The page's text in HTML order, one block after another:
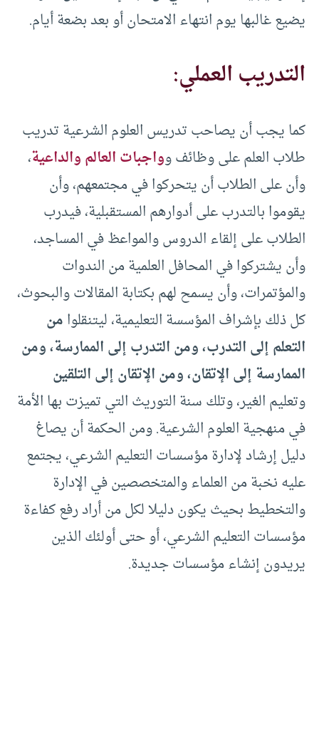
يضيع غالبها يوم انتهاء الامتحان أو بعد بضعة أيام.
التدريب العملي:
كما يجب أن يصاحب تدريس العلوم الشرعية تدريب
طلاب العلم على وظائف وواجبات العالم والداعية،
وأن على الطلاب أن يتحركوا في مجتمعهم، وأن
يقوموا بالتدرب على أدوارهم المستقبلية، فيدرب
الطلاب على إلقاء الدروس والمواعظ في المساجد،
وأن يشتركوا في المحافل العلمية من الندوات
والمؤتمرات، وأن يسمح لهم بكتابة المقالات والبحوث،
كل ذلك بإشراف المؤسسة التعليمية، ليتنقلوامن
التعلم إلى التدرب، ومن التدرب إلى الممارسة، ومن
الممارسة إلى الإتقان، ومن الإتقان إلى التلقين
وتعليم الغير، وتلك سنة التوريث التي تميزت بها الأمة
في منهجية العلوم الشرعية. ومن الحكمة أن يصاغ
دليل إرشاد لإدارة مؤسسات التعليم الشرعي، يجتمع
عليه نخبة من العلماء والمتخصصين في الإدارة
والتخطيط بحيث يكون دليلا لكل من أراد رفع كفاءة
مؤسسات التعليم الشرعي، أو حتى أولئك الذين
يريدون إنشاء مؤسسات جديدة.